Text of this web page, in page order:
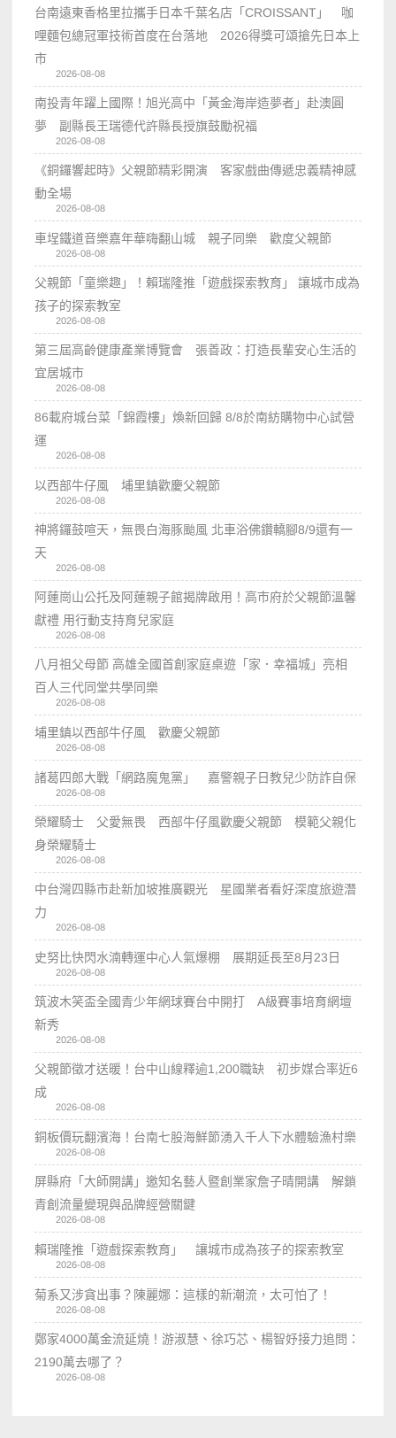
台南遠東香格里拉攜手日本千葉名店「CROISSANT」 咖
哩麵包總冠軍技術首度在台落地 2026得獎可頌搶先日本上
市
2026-08-08
南投青年躍上國際！旭光高中「黃金海岸造夢者」赴澳圓
夢 副縣長王瑞德代許縣長授旗鼓勵祝福
2026-08-08
《銅鑼響起時》父親節精彩開演 客家戲曲傳遞忠義精神感
動全場
2026-08-08
車埕鐵道音樂嘉年華嗨翻山城 親子同樂 歡度父親節
2026-08-08
父親節「童樂趣」！賴瑞隆推「遊戲探索教育」 讓城市成為
孩子的探索教室
2026-08-08
第三屆高齡健康產業博覽會 張善政：打造長輩安心生活的
宜居城市
2026-08-08
86載府城台菜「錦霞樓」煥新回歸 8/8於南紡購物中心試營
運
2026-08-08
以西部牛仔風 埔里鎮歡慶父親節
2026-08-08
神將鑼鼓喧天，無畏白海豚颱風 北車浴佛鑽轎腳8/9還有一
天
2026-08-08
阿蓮崗山公托及阿蓮親子館揭牌啟用！高市府於父親節溫馨
獻禮 用行動支持育兒家庭
2026-08-08
八月祖父母節 高雄全國首創家庭桌遊「家．幸福城」亮相
百人三代同堂共學同樂
2026-08-08
埔里鎮以西部牛仔風 歡慶父親節
2026-08-08
諸葛四郎大戰「網路魔鬼黨」 嘉警親子日教兒少防詐自保
2026-08-08
榮耀騎士 父愛無畏 西部牛仔風歡慶父親節 模範父親化
身榮耀騎士
2026-08-08
中台灣四縣市赴新加坡推廣觀光 星國業者看好深度旅遊潛
力
2026-08-08
史努比快閃水湳轉運中心人氣爆棚 展期延長至8月23日
2026-08-08
筑波木笑盃全國青少年網球賽台中開打 A級賽事培育網壇
新秀
2026-08-08
父親節徵才送暖！台中山線釋逾1,200職缺 初步媒合率近6
成
2026-08-08
銅板價玩翻濱海！台南七股海鮮節湧入千人下水體驗漁村樂
2026-08-08
屏縣府「大師開講」邀知名藝人暨創業家詹子晴開講 解鎖
青創流量變現與品牌經營關鍵
2026-08-08
賴瑞隆推「遊戲探索教育」 讓城市成為孩子的探索教室
2026-08-08
菊系又涉貪出事？陳麗娜：這樣的新潮流，太可怕了！
2026-08-08
鄭家4000萬金流延燒！游淑慧、徐巧芯、楊智妤接力追問：
2190萬去哪了？
2026-08-08